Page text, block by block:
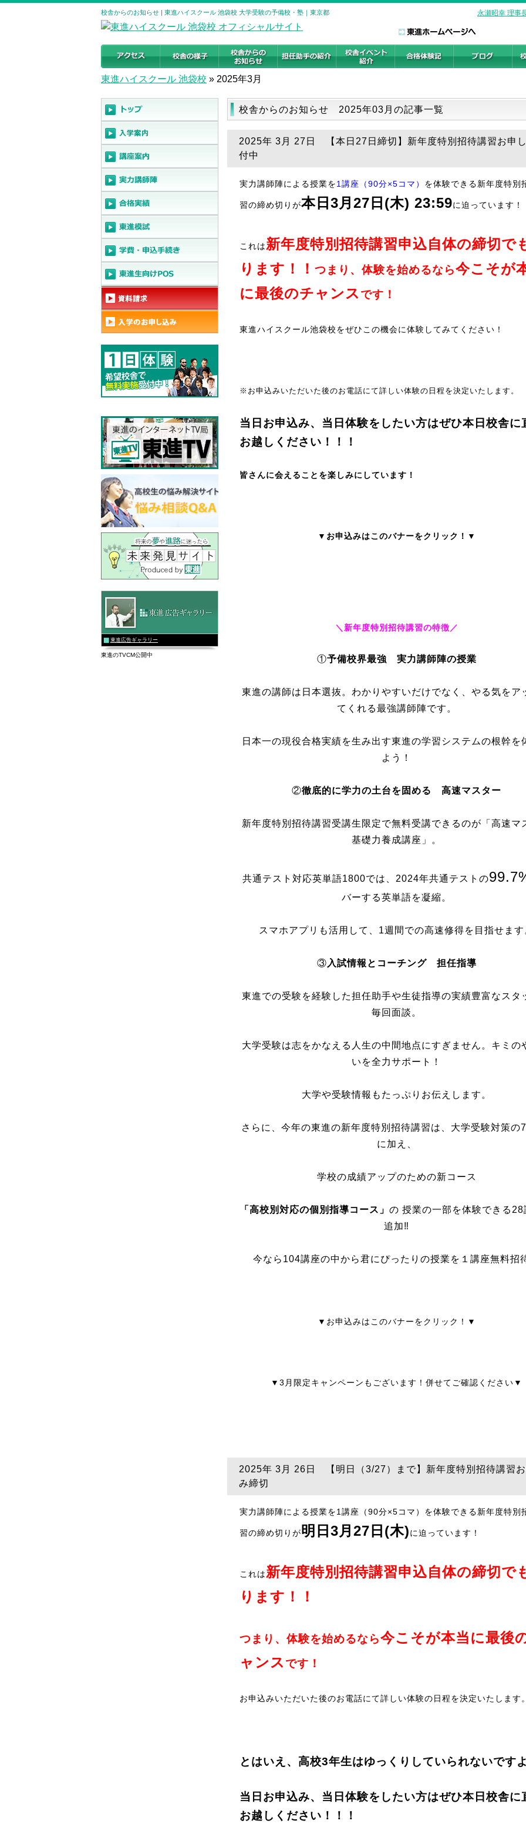
校舎からのお知らせ | 東進ハイスクール 池袋校 大学受験の予備校・塾｜東京都 永瀬昭幸 理事
東進ハイスクール 池袋校 » 2025年3月
校舎からのお知らせ 2025年03月の記事一覧
2025年 3月 27日 【本日27日締切】新年度特別招待講習お申
付中
実力講師陣による授業を1講座（90分×5コマ） を体験できる新年度特別
習の締め切りが本日 3月27日(木) 23:59に迫っています！
これは新年度特別招待講習申込自体の締切で
ります！！ つまり、体験を始めるなら今こそが
に最後のチャンス です！
東進ハイスクール池袋校をぜひこの機会に体験してみてください！
※お申込みいただいた後のお電話にて詳しい体験の日程を決定いたします。
当日お申込み、当日体験をしたい方はぜひ本日校舎に
お越しください！！！
皆さんに会えることを楽しみにしています！
▼お申込みはこのバナーをクリック！▼
＼新年度特別招待講習の特徴／
①予備校界最強 実力講師陣の授業
東進の講師は日本選抜。わかりやすいだけでなく、やる気をア
てくれる最強講師陣です。
日本一の現役合格実績を生み出す東進の学習システムの根幹を
よう！
②徹底的に学力の土台を固める 高速マスター
新年度特別招待講習受講生限定で無料受講できるのが「高速マ
基礎力養成講座」。
共通テスト対応英単語1800では、2024年共通テストの
バーする英単語を凝縮。
スマホアプリも活用して、1週間での高速修得を目指せます
③ 入試情報とコーチング 担任指導
東進での受験を経験した担任助手や生徒指導の実績豊富なスタ
毎回面談。
大学受験は志をかなえる人生の中間地点にすぎません。キミの
いを全力サポート！
大学や受験情報もたっぷりお伝えします。
さらに、今年の東進の新年度特別招待講習は、大学受験対策の
に加え、
学校の成績アップのための新コース
「高校別対応の個別指導コース」 の 授業の一部を体験できる28
追加‼
今なら104講座の中から君にぴったりの授業を１講座無料招
▼お申込みはこのバナーをクリック！▼
▼3月限定キャンペーンもございます！併せてご確認ください▼
2025年 3月 26日 【明日（3/27）まで】新年度特別招待講習
み締切
実力講師陣による授業を1講座（90分×5コマ）を体験できる新年度特別
習の締め切りが明日3月27日(木)に迫っています！
これは新年度特別招待講習申込自体の締切で
ります！！
つまり、体験を始めるなら今こそが本当に最後
ャンス です！
お申込みいただいた後のお電話にて詳しい体験の日程を決定いたします。
とはいえ、高校3年生はゆっくりしていられないですよ
当日お申込み、当日体験をしたい方はぜひ本日校舎に
お越しください！！！
東進広告ギャラリー
東進のTVCM公開中